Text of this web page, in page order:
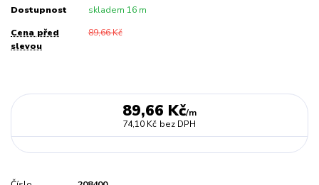
Dostupnost skladem 16 m
Cena před
slevou
89,66 Kč
89,66 Kč/m
74,10 Kč bez DPH